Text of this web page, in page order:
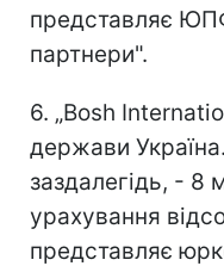
представляє
партнери".
6. „Bosh
держави
заздалегідь, - 8
урахування
представляє